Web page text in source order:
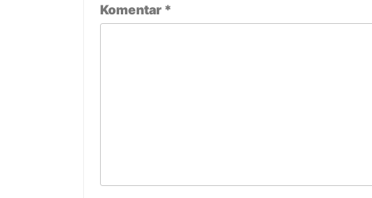
Komentar *